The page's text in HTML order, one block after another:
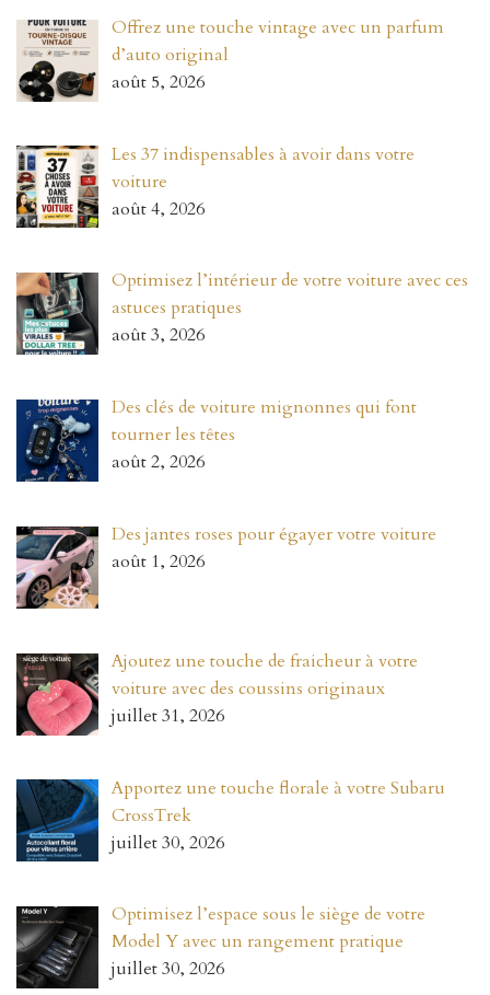
Offrez une touche vintage avec un parfum
d’auto original
août 5, 2026
Les 37 indispensables à avoir dans votre
voiture
août 4, 2026
Optimisez l’intérieur de votre voiture avec ces
astuces pratiques
août 3, 2026
Des clés de voiture mignonnes qui font
tourner les têtes
août 2, 2026
Des jantes roses pour égayer votre voiture
août 1, 2026
Ajoutez une touche de fraicheur à votre
voiture avec des coussins originaux
juillet 31, 2026
Apportez une touche florale à votre Subaru
CrossTrek
juillet 30, 2026
Optimisez l’espace sous le siège de votre
Model Y avec un rangement pratique
juillet 30, 2026